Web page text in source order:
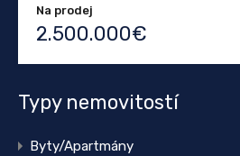
Na prodej
2.500.000€
Typy nemovitostí
Byty/Apartmány